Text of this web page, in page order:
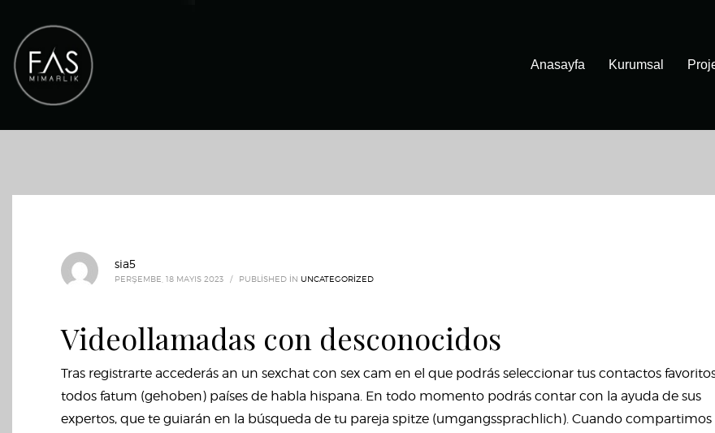
Anasayfa Kurumsal
sia5
PERŞEMBE, 18 MAYIS 2023 / PUBLISHED IN UNCATEGORIZED
Videollamadas con desconocidos
Tras registrarte accederás an un sexchat con sex cam en el que podrás seleccionar tus contactos
todos fatum (gehoben) países de habla hispana. En todo momento podrás contar con la ayuda de sus
expertos, que te guiarán en la búsqueda de tu pareja spitze (umgangssprachlich). Cuando compartimos